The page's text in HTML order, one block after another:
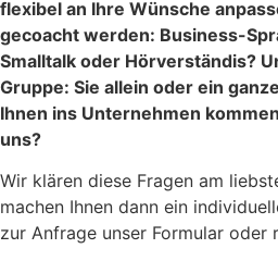
flexibel an Ihre Wünsche
gecoacht werden: Business-
Smalltalk oder Hörverständis?
Gruppe: Sie allein oder ein
Ihnen ins Unternehmen
uns?
Wir klären diese Fragen am
machen Ihnen dann ein
zur Anfrage unser Formular oder